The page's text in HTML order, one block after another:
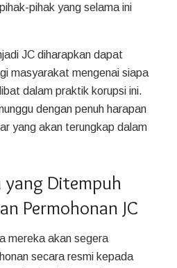
pihak yang selama ini
JC diharapkan dapat
masyarakat mengenai siapa
dalam praktik korupsi ini.
dengan penuh harapan
yang akan terungkap dalam
yang Ditempuh
Permohonan JC
mereka akan segera
secara resmi kepada